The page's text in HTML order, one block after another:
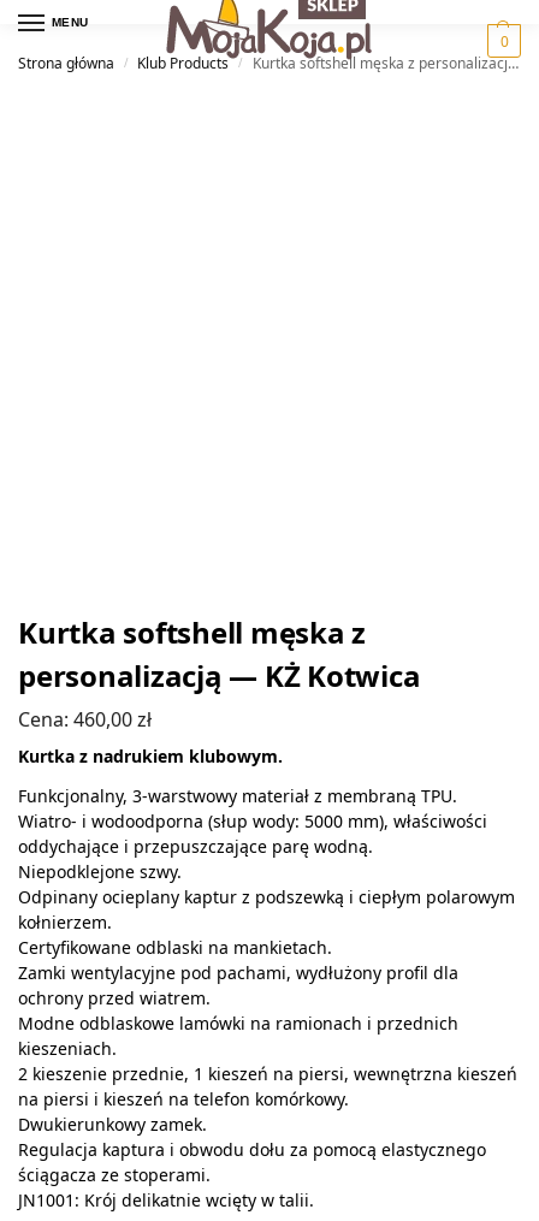
MENU
0
Strona główna
/ Klub Products / Kurtka softshell męska z personalizacją — KŻ Kotwica
Kurtka softshell męska z
personalizacją — KŻ Kotwica
Cena: 460,00zł
Kurtka z nadrukiem klubowym.
Funkcjonalny, 3-warstwowy materiał z membraną TPU.
Wiatro- i wodoodporna (słup wody: 5000 mm), właściwości
oddychające i przepuszczające parę wodną.
Niepodklejone szwy.
Odpinany ocieplany kaptur z podszewką i ciepłym polarowym
kołnierzem.
Certyfikowane odblaski na mankietach.
Zamki wentylacyjne pod pachami, wydłużony profil dla
ochrony przed wiatrem.
Modne odblaskowe lamówki na ramionach i przednich
kieszeniach.
2 kieszenie przednie, 1 kieszeń na piersi, wewnętrzna kieszeń
na piersi i kieszeń na telefon komórkowy.
Dwukierunkowy zamek.
Regulacja kaptura i obwodu dołu za pomocą elastycznego
ściągacza ze stoperami.
JN1001: Krój delikatnie wcięty w talii.